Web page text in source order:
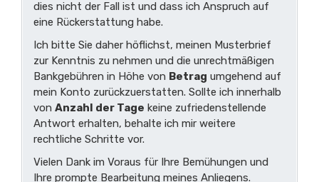
dies nicht der Fall ist und dass ich Anspruch auf
eine Rückerstattung habe.
Ich bitte Sie daher höflichst, meinen Musterbrief
zur Kenntnis zu nehmen und die unrechtmäßigen
Bankgebühren in Höhe von Betrag umgehend auf
mein Konto zurückzuerstatten. Sollte ich innerhalb
von Anzahl der Tage keine zufriedenstellende
Antwort erhalten, behalte ich mir weitere
rechtliche Schritte vor.
Vielen Dank im Voraus für Ihre Bemühungen und
Ihre prompte Bearbeitung meines Anliegens.